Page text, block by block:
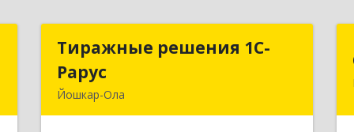
Тиражные решения 1С-
Рарус
Йошкар-Ола
Тиражные решения 1С-